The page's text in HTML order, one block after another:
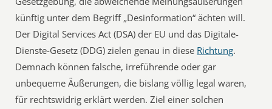
künftig unter dem Begriff „Desinformation“ ächten will.
Der Digital Services Act (DSA) der EU und das Digitale-
Dienste-Gesetz (DDG) zielen genau in diese Richtung.
Demnach können falsche, irreführende oder gar
unbequeme Äußerungen, die bislang völlig legal waren,
für rechtswidrig erklärt werden. Ziel einer solchen